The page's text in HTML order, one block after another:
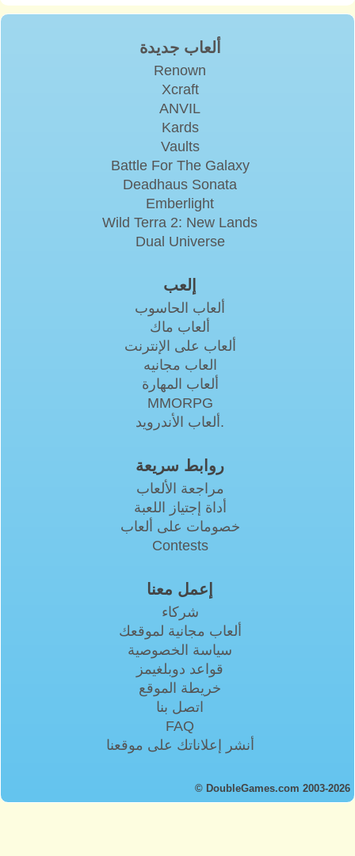
ألعاب جديدة
Renown
Xcraft
ANVIL
Kards
Vaults
Battle For The Galaxy
Deadhaus Sonata
Emberlight
Wild Terra 2: New Lands
Dual Universe
إلعب
ألعاب الحاسوب
ألعاب ماك
ألعاب على الإنترنت
العاب مجانيه
ألعاب المهارة
MMORPG
ألعاب الأندرويد.
روابط سريعة
مراجعة الألعاب
أداة إجتياز اللعبة
خصومات على ألعاب
Contests
إعمل معنا
شركاء
ألعاب مجانية لموقعك
سياسة الخصوصية
قواعد دوبلغيمز
خريطة الموقع
اتصل بنا
FAQ
أنشر إعلاناتك على موقعنا
© DoubleGames.com 2003-2026